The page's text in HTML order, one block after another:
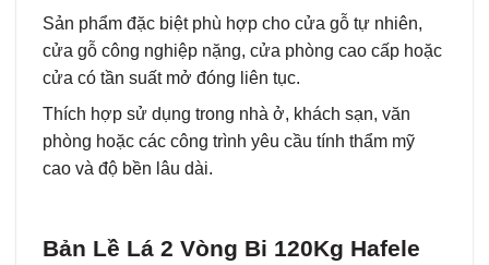
Sản phẩm đặc biệt phù hợp cho cửa gỗ tự nhiên,
cửa gỗ công nghiệp nặng, cửa phòng cao cấp hoặc
cửa có tần suất mở đóng liên tục.
Thích hợp sử dụng trong nhà ở, khách sạn, văn
phòng hoặc các công trình yêu cầu tính thẩm mỹ
cao và độ bền lâu dài.
Bản Lề Lá 2 Vòng Bi 120Kg Hafele